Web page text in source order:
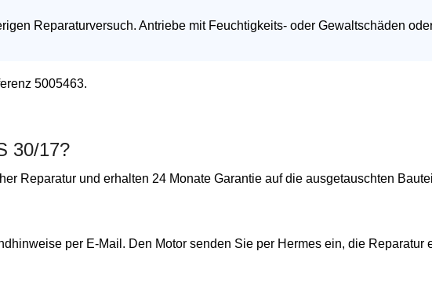
Reparaturversuch. Antriebe mit Feuchtigkeits- oder Gewaltschäden
5005463.
30/17?
Reparatur und erhalten 24 Monate Garantie auf die ausgetauschten
per E-Mail. Den Motor senden Sie per Hermes ein, die Reparatur